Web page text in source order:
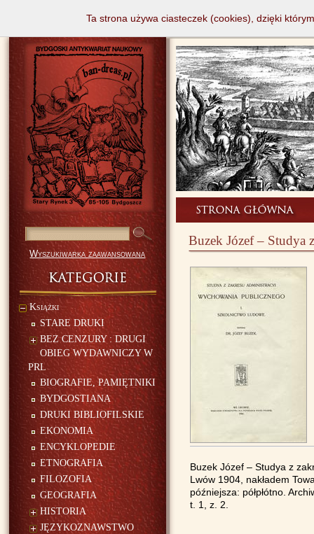
Wyszukiwarka zaawansowana
Książki
STARE DRUKI
BEZ CENZURY : DRUGI
OBIEG WYDAWNICZY W
PRL
BIOGRAFIE, PAMIĘTNIKI
BYDGOSTIANA
DRUKI BIBLIOFILSKIE
EKONOMIA
ENCYKLOPEDIE
ETNOGRAFIA
FILOZOFIA
GEOGRAFIA
HISTORIA
JĘZYKOZNAWSTWO
Buzek Józef – Studya
Buzek Józef – Studya z
Lwów 1904, nakładem
późniejsza: półpłótno.
t. 1, z. 2.
Ta strona używa ciasteczek (cookies), dzięki